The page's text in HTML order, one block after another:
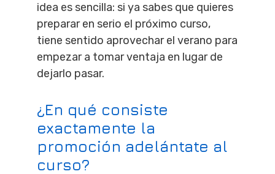
idea es sencilla: si ya sabes que quieres
preparar en serio el próximo curso,
tiene sentido aprovechar el verano para
empezar a tomar ventaja en lugar de
dejarlo pasar.
¿En qué consiste
exactamente la
promoción adelántate al
curso?